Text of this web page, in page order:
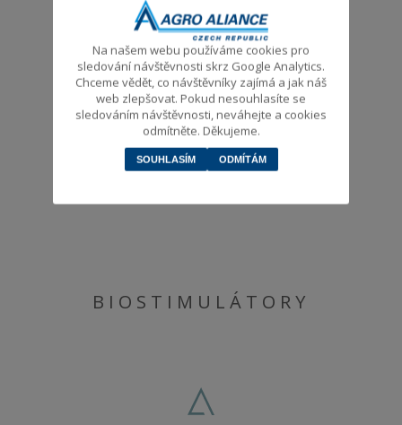
smytím dešťovými srážkami nebo
závlahou. Snižuje nežádoucí úlet při
postřiku.
GONDOR
OSTATNÍ
Pomocný prostředek pro použití v TM
směsi se všemi pesticidy, včetně
regulátorů růstu, ve všech plodinách,
nezemědělské půdě včetně železnic.
BIOSTIMULÁTORY
Na našem webu používáme cookies pro
sledování návštěvnosti skrz Google Analytics.
Chceme vědět, co návštěvníky zajímá a jak náš
web zlepšovat. Pokud nesouhlasíte se
sledováním návštěvnosti, neváhejte a cookies
odmítněte. Děkujeme.
SOUHLASÍM ODMÍTÁM